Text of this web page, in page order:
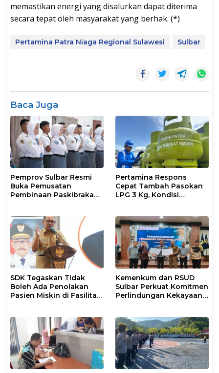
memastikan energi yang disalurkan dapat diterima
secara tepat oleh masyarakat yang berhak. (*)
Pertamina Patra Niaga Regional Sulawesi Sulbar
Baca Juga
Pemprov Sulbar Resmi
Buka Pemusatan
Pembinaan Paskibraka
Pertamina Respons
Cepat Tambah Pasokan
LPG 3 Kg, Kondisi
SDK Tegaskan Tidak
Boleh Ada Penolakan
Pasien Miskin di Fasilitas
Kemenkum dan RSUD
Sulbar Perkuat Komitmen
Perlindungan Kekayaan